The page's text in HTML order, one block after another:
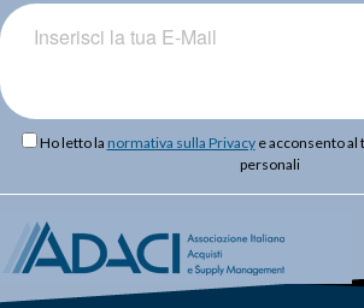
Ho letto la normativa sulla Privacye acconsento al
personali